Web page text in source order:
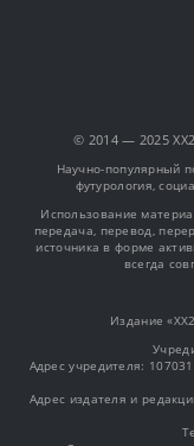
© 2014 — 2025
Научно-популярный
футурология,
Использование
передача, перевод,
источника в форме
всегда
Издание
Адрес учредителя:
Адрес издателя и